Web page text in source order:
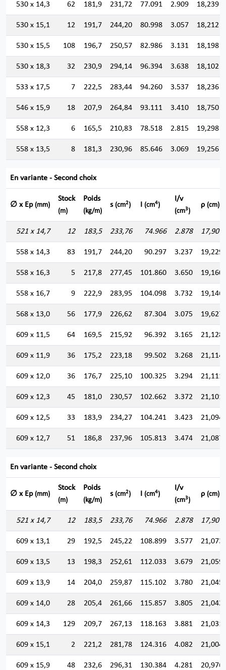
530 x 14,3 62 181,9 231,72 77.091 2.909 18,239
530 x 15,1 12 191,7 244,20 80.998 3.057 18,212
530 x 15,5 108 196,7 250,57 82.986 3.131 18,198
530 x 18,3 32 230,9 294,14 96.394 3.638 18,102
533 x 17,5 7 222,5 283,44 94.260 3.537 18,236
546 x 15,9 18 207,9 264,84 93.111 3.410 18,750
558 x 12,3 6 165,5 210,83 78.518 2.815 19,298
558 x 13,5 8 181,3 230,96 85.646 3.069 19,256
En variante - Second choix
∅ x Ep (mm)
Stock
(m)
Poids
(kg/m)
s (cm2) I (cm4)
I/v
(cm3)
ρ (cm)
521 x 14,7 12 183,5 233,76 74.966 2.878 17,907
558 x 14,3 83 191,7 244,20 90.297 3.237 19,229
558 x 16,3 5 217,8 277,45 101.860 3.650 19,160
558 x 16,7 9 222,9 283,95 104.098 3.732 19,146
568 x 13,0 56 177,9 226,62 87.304 3.075 19,627
609 x 11,5 64 169,5 215,92 96.392 3.165 21,128
609 x 11,9 36 175,2 223,18 99.502 3.268 21,114
609 x 12,0 36 176,7 225,10 100.325 3.294 21,111
609 x 12,3 45 181,0 230,57 102.662 3.372 21,101
609 x 12,5 33 183,9 234,27 104.241 3.423 21,094
609 x 12,7 51 186,8 237,96 105.813 3.474 21,087
En variante - Second choix
∅ x Ep (mm)
Stock
(m)
Poids
(kg/m)
s (cm2) I (cm4)
I/v
(cm3)
ρ (cm)
521 x 14,7 12 183,5 233,76 74.966 2.878 17,907
609 x 13,1 29 192,5 245,22 108.899 3.577 21,073
609 x 13,5 13 198,3 252,61 112.033 3.679 21,059
609 x 13,9 14 204,0 259,87 115.102 3.780 21,045
609 x 14,0 28 205,4 261,66 115.857 3.805 21,042
609 x 14,3 129 209,7 267,13 118.163 3.881 21,031
609 x 15,1 2 221,2 281,78 124.316 4.082 21,004
609 x 15,9 48 232,6 296,31 130.384 4.281 20,976